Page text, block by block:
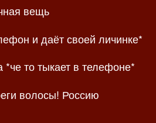
вещь
и даёт своей личинке*
то тыкает в телефоне*
волосы! Россию